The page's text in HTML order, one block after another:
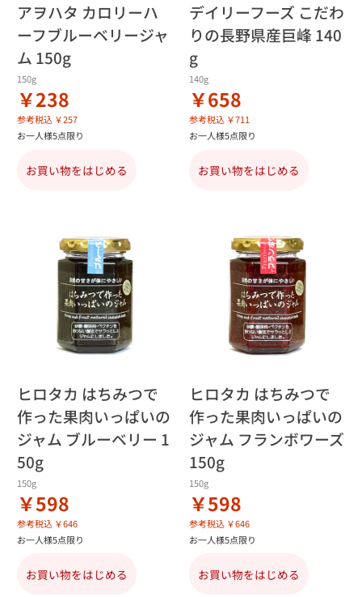
アヲハタ カロリーハ
ーフブルーベリージャ
ム 150g
150g
￥238
参考税込 ￥257
お一人様5点限り
お買い物をはじめる
デイリーフーズ こだわ
りの長野県産巨峰 140
g
140g
￥658
参考税込 ￥711
お一人様5点限り
お買い物をはじめる
ヒロタカ はちみつで
作った果肉いっぱいの
ジャム ブルーベリー 1
50g
150g
￥598
参考税込 ￥646
お一人様5点限り
お買い物をはじめる
ヒロタカ はちみつで
作った果肉いっぱいの
ジャム フランボワーズ
150g
150g
￥598
参考税込 ￥646
お一人様5点限り
お買い物をはじめる